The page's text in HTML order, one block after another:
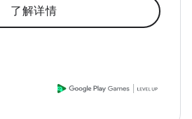
了解详情